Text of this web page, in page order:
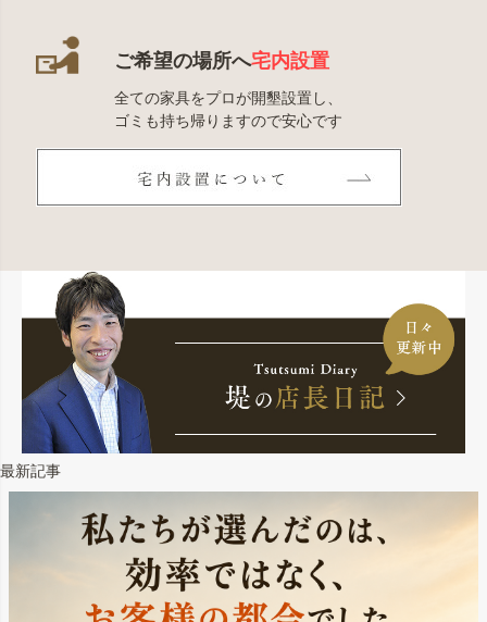
ご希望の場所へ宅内設置
全ての家具をプロが開墾設置し、
ゴミも持ち帰りますので安心です
最新記事